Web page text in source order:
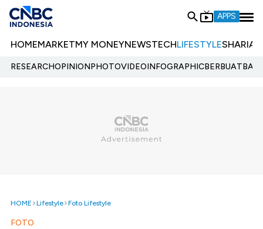
APPS
HOMEMARKETMY MONEYNEWSTECHLIFESTYLESHARIA
RESEARCHOPINIONPHOTOVIDEOINFOGRAPHIC
HOME Lifestyle Foto Lifestyle
FOTO